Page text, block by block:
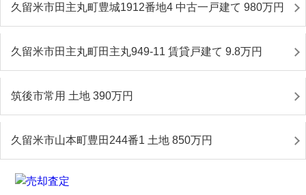
久留米市田主丸町豊城1912番地4 中古一戸建て 980万円
久留米市田主丸町田主丸949-11 賃貸戸建て 9.8万円
筑後市常用 土地 390万円
久留米市山本町豊田244番1 土地 850万円